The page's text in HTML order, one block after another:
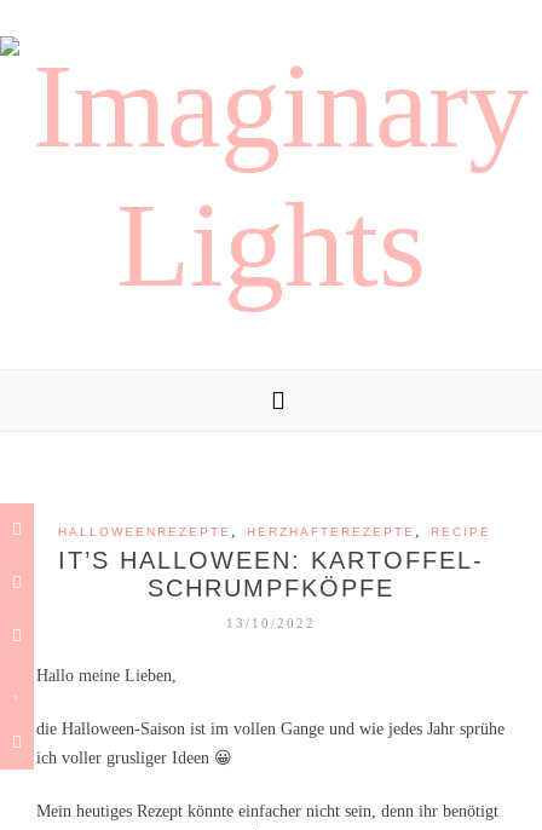
HALLOWEENREZEPTE , HERZHAFTEREZEPTE , RECIPE
IT’S HALLOWEEN: KARTOFFEL-
SCHRUMPFKÖPFE
13/10/2022
Hallo meine Lieben,
die Halloween-Saison ist im vollen Gange und wie jedes Jahr sprühe
ich voller grusliger Ideen 😀
Mein heutiges Rezept könnte einfacher nicht sein, denn ihr benötigt